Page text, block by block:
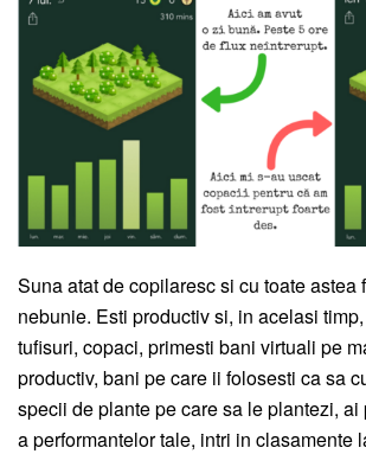
Suna atat de copilaresc si cu toate astea
nebunie. Esti productiv si, in acelasi
tufisuri, copaci, primesti bani virtuali pe
productiv, bani pe care ii folosesti ca sa
specii de plante pe care sa le plantezi, ai
a performantelor tale, intri in clasamente